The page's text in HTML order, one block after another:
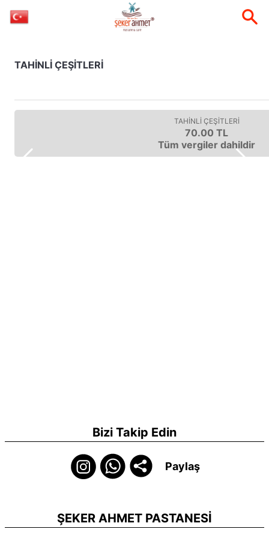
TAHİNLİ ÇEŞİTLERİ
TAHİNLİ ÇEŞİTLERİ
70.00 TL
Tüm vergiler dahildir
Bizi Takip Edin
Paylaş
ŞEKER AHMET PASTANESİ